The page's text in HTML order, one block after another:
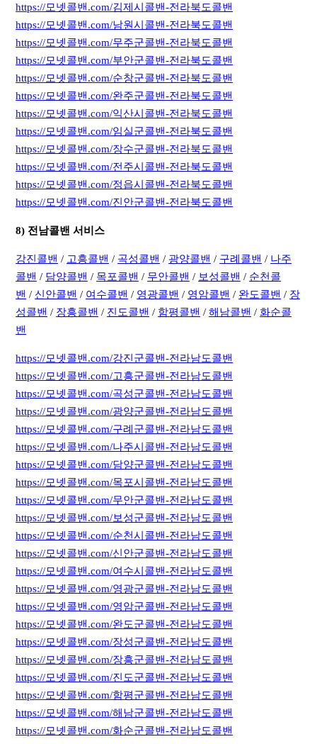
https://모넷콜밴.com/김제시콜밴-전라북도콜밴
https://모넷콜밴.com/남원시콜밴-전라북도콜밴
https://모넷콜밴.com/무주군콜밴-전라북도콜밴
https://모넷콜밴.com/부안군콜밴-전라북도콜밴
https://모넷콜밴.com/순창군콜밴-전라북도콜밴
https://모넷콜밴.com/완주군콜밴-전라북도콜밴
https://모넷콜밴.com/익산시콜밴-전라북도콜밴
https://모넷콜밴.com/임실군콜밴-전라북도콜밴
https://모넷콜밴.com/장수군콜밴-전라북도콜밴
https://모넷콜밴.com/전주시콜밴-전라북도콜밴
https://모넷콜밴.com/정읍시콜밴-전라북도콜밴
https://모넷콜밴.com/진안군콜밴-전라북도콜밴
8) 전남콜밴 서비스
강진콜밴 / 고흥콜밴 / 곡성콜밴 / 광양콜밴 / 구례콜밴 / 나주
콜밴 / 담양콜밴 / 목포콜밴 / 무안콜밴 / 보성콜밴 / 순천콜
밴 / 신안콜밴 / 여수콜밴 / 영광콜밴 / 영암콜밴 / 완도콜밴 / 장
성콜밴 / 장흥콜밴 / 진도콜밴 / 함평콜밴 /해남콜밴 /화순콜
밴
https://모넷콜밴.com/강진군콜밴-전라남도콜밴
https://모넷콜밴.com/고흥군콜밴-전라남도콜밴
https://모넷콜밴.com/곡성군콜밴-전라남도콜밴
https://모넷콜밴.com/광양군콜밴-전라남도콜밴
https://모넷콜밴.com/구례군콜밴-전라남도콜밴
https://모넷콜밴.com/나주시콜밴-전라남도콜밴
https://모넷콜밴.com/담양군콜밴-전라남도콜밴
https://모넷콜밴.com/목포시콜밴-전라남도콜밴
https://모넷콜밴.com/무안군콜밴-전라남도콜밴
https://모넷콜밴.com/보성군콜밴-전라남도콜밴
https://모넷콜밴.com/순천시콜밴-전라남도콜밴
https://모넷콜밴.com/신안군콜밴-전라남도콜밴
https://모넷콜밴.com/여수시콜밴-전라남도콜밴
https://모넷콜밴.com/영광군콜밴-전라남도콜밴
https://모넷콜밴.com/영암군콜밴-전라남도콜밴
https://모넷콜밴.com/완도군콜밴-전라남도콜밴
https://모넷콜밴.com/장성군콜밴-전라남도콜밴
https://모넷콜밴.com/장흥군콜밴-전라남도콜밴
https://모넷콜밴.com/진도군콜밴-전라남도콜밴
https://모넷콜밴.com/함평군콜밴-전라남도콜밴
https://모넷콜밴.com/해남군콜밴-전라남도콜밴
https://모넷콜밴.com/화순군콜밴-전라남도콜밴